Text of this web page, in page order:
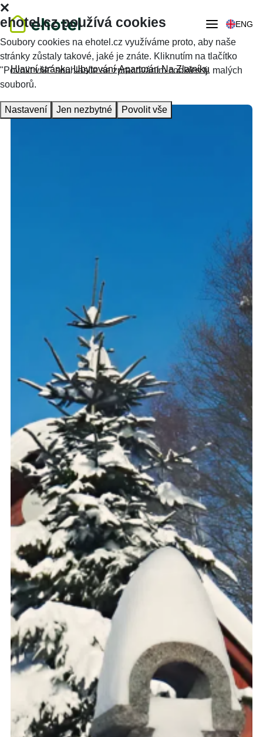
ENG
Hlavní stránka Ubytování Apartmán Na Zlatníku
ehotel.cz používá cookies
Soubory cookies na ehotel.cz využíváme proto, aby naše
stránky zůstaly takové, jaké je znáte. Kliknutím na tlačítko
"Povolit vše" souhlasíte se zpracováním cookies tj. malých
souborů.
Nastavení Jen nezbytné Povolit vše